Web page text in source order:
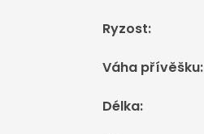
Ryzost:
Váha přívěšku:
Délka: